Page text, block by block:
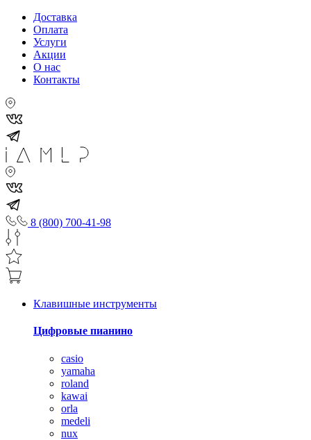
Доставка
Оплата
Услуги
Акции
О нас
Контакты
8 (800) 700-41-98
Клавишные инструменты
Цифровые пианино
casio
yamaha
roland
kawai
orla
medeli
nux